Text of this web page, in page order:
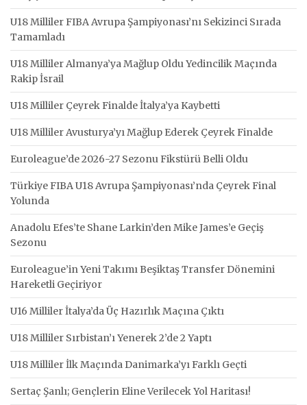
U18 Milliler FIBA Avrupa Şampiyonası’nı Sekizinci Sırada
Tamamladı
U18 Milliler Almanya’ya Mağlup Oldu Yedincilik Maçında
Rakip İsrail
U18 Milliler Çeyrek Finalde İtalya’ya Kaybetti
U18 Milliler Avusturya’yı Mağlup Ederek Çeyrek Finalde
Euroleague’de 2026-27 Sezonu Fikstürü Belli Oldu
Türkiye FIBA U18 Avrupa Şampiyonası’nda Çeyrek Final
Yolunda
Anadolu Efes’te Shane Larkin’den Mike James’e Geçiş
Sezonu
Euroleague’in Yeni Takımı Beşiktaş Transfer Dönemini
Hareketli Geçiriyor
U16 Milliler İtalya’da Üç Hazırlık Maçına Çıktı
U18 Milliler Sırbistan’ı Yenerek 2’de 2 Yaptı
U18 Milliler İlk Maçında Danimarka’yı Farklı Geçti
Sertaç Şanlı; Gençlerin Eline Verilecek Yol Haritası!